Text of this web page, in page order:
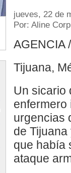
jueves, 22 de
Por: Aline
AGENCIA
Tijuana,
Un sicario
enfermero
urgencias
de
que había
ataque